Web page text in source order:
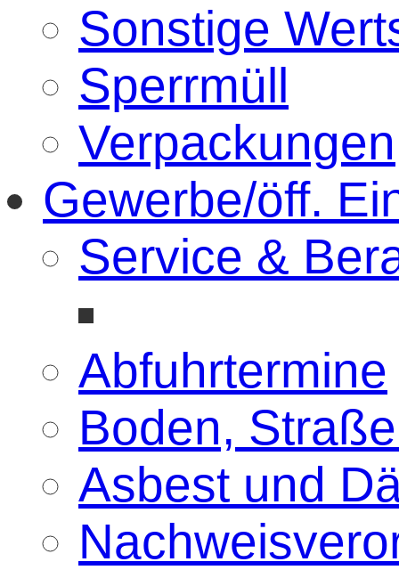
Sonstige
Sperrmüll
Verpackungen
Gewerbe/öff.
Service &
Abfuhrtermine
Boden,
Asbest und